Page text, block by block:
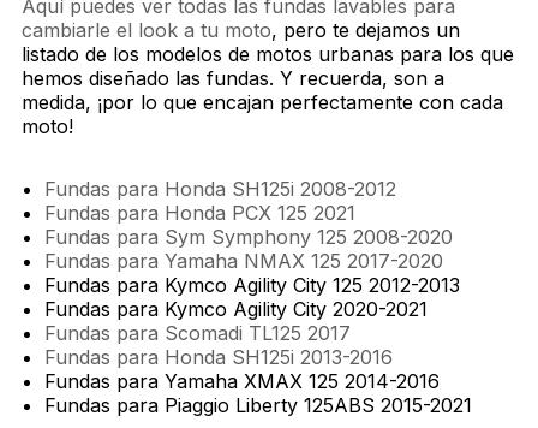
Aquí puedes ver todas las fundas lavables para
cambiarle el look a tu moto, pero te dejamos un
listado de los modelos de motos urbanas para los que
hemos diseñado las fundas. Y recuerda, son a
medida, ¡por lo que encajan perfectamente con cada
moto!
Fundas para Honda SH125i 2008-2012
Fundas para Honda PCX 125 2021
Fundas para Sym Symphony 125 2008-2020
Fundas para Yamaha NMAX 125 2017-2020
Fundas para Kymco Agility City 125 2012-2013
Fundas para Kymco Agility City 2020-2021
Fundas para Scomadi TL125 2017
Fundas para Honda SH125i 2013-2016
Fundas para Yamaha XMAX 125 2014-2016
Fundas para Piaggio Liberty 125ABS 2015-2021